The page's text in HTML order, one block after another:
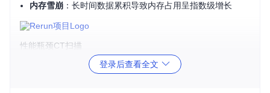
内存雪崩 ：长时间数据累积导致内存占用呈指数级增长
性能瓶颈CT扫描
通过Rerun内置的性能分析工具，我们发现典型的性能瓶颈分
登录后查看全文